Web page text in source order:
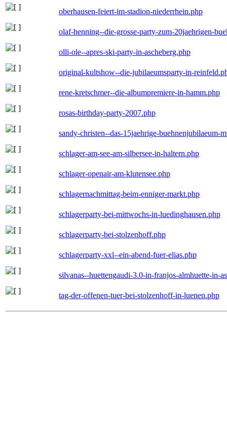
oberhausen-feiert-im-stadion-niederrhein.php
olaf-henning--die-grosse-party-zum-20jaehrigen-
olli-ole--apres-ski-party-in-ascheberg.php
original-kultshow--die-jubilaeumsparty-in-
rene-kretschmer--die-albumpremiere-in-hamm.php
rosas-birthday-party-2007.php
sandy-christen--das-15jaehrige-buehnenjubilaeum-
schlager-am-see-am-silbersee-in-haltern.php
schlager-openair-am-klutensee.php
schlagernachmittag-beim-enniger-markt.php
schlagerparty-bei-mittwochs-in-luedinghausen.php
schlagerparty-bei-stolzenhoff.php
schlagerparty-xxl--ein-abend-fuer-elias.php
silvanas--huettengaudi-3.0-in-franjos-almhuette-in-
tag-der-offenen-tuer-bei-stolzenhoff-in-luenen.php